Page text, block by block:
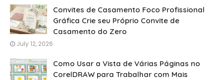
Convites de Casamento Foco Profissional
Gráfica Crie seu Próprio Convite de
Casamento do Zero
July 12, 2026
Como Usar a Vista de Várias Páginas no
CorelDRAW para Trabalhar com Mais